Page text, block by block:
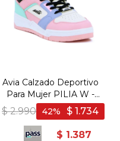
Avia Calzado Deportivo
Para Mujer PILIA W -
PINK/LILAC/MINT/BLACK
- Rosado-Lila
$ 2.990 $ 1.734
42
$ 1.387